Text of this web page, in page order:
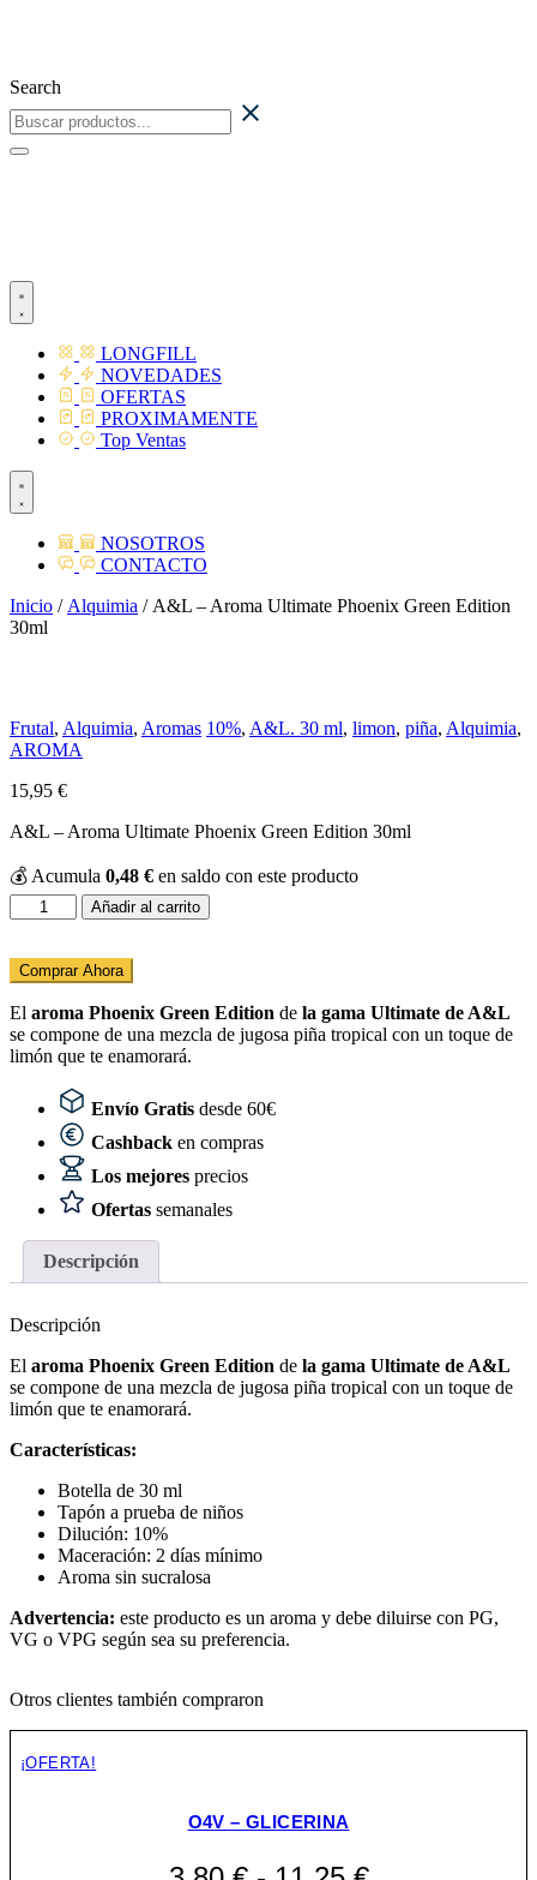
Search
LONGFILL
NOVEDADES
OFERTAS
PROXIMAMENTE
Top Ventas
NOSOTROS
CONTACTO
Inicio / Alquimia / A&L – Aroma Ultimate Phoenix Green Edition
30ml
Frutal, Alquimia, Aromas 10%, A&L. 30 ml, limon, piña, Alquimia,
AROMA
15,95 €
A&L – Aroma Ultimate Phoenix Green Edition 30ml
💰 Acumula 0,48 € en saldo con este producto
A&L
-
Ultimate
Green
Edition
30ml
Añadir al carrito
Comprar Ahora
El aroma Phoenix Green Edition de la gama Ultimate de A&L
se compone de una mezcla de jugosa piña tropical con un toque de
limón que te enamorará.
Envío Gratis desde 60€
Cashback en compras
Los mejores precios
Ofertas semanales
Descripción
Descripción
El aroma Phoenix Green Edition de la gama Ultimate de A&L
se compone de una mezcla de jugosa piña tropical con un toque de
limón que te enamorará.
Características:
Botella de 30 ml
Tapón a prueba de niños
Dilución: 10%
Maceración: 2 días mínimo
Aroma sin sucralosa
Advertencia: este producto es un aroma y debe diluirse con PG,
VG o VPG según sea su preferencia.
Otros clientes también compraron
¡OFERTA!
O4V – GLICERINA